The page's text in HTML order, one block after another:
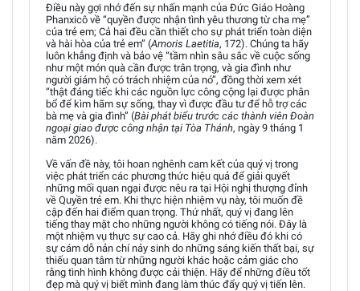
Điều này gợi nhớ đến sự nhấn mạnh của Đức Giáo Hoàng
Phanxicô về “quyền được nhận tình yêu thương từ cha mẹ”
của trẻ em; Cả hai đều cần thiết cho sự phát triển toàn diện
và hài hòa của trẻ em” (Amoris Laetitia, 172). Chúng ta hãy
luôn khẳng định và bảo vệ “tầm nhìn sâu sắc về cuộc sống
như một món quà cần được trân trọng, và gia đình như
người giám hộ có trách nhiệm của nó”, đồng thời xem xét
“thật đáng tiếc khi các nguồn lực công cộng lại được phân
bổ để kìm hãm sự sống, thay vì được đầu tư để hỗ trợ các
bà mẹ và gia đình” (Bài phát biểu trước các thành viên Đoàn
ngoại giao được công nhận tại Tòa Thánh, ngày 9 tháng 1
năm 2026).
Về vấn đề này, tôi hoan nghênh cam kết của quý vị trong
việc phát triển các phương thức hiệu quả để giải quyết
những mối quan ngại được nêu ra tại Hội nghị thượng đỉnh
về Quyền trẻ em. Khi thực hiện nhiệm vụ này, tôi muốn đề
cập đến hai điểm quan trọng. Thứ nhất, quý vị đang lên
tiếng thay mặt cho những người không có tiếng nói. Đây là
một nhiệm vụ thực sự cao cả. Hãy ghi nhớ điều đó khi có
sự cám dỗ nản chí nảy sinh do những sáng kiến thất bại, sự
thiếu quan tâm từ những người khác hoặc cảm giác cho
rằng tình hình không được cải thiện. Hãy để những điều tốt
đẹp mà quý vị biết mình đang làm thúc đẩy quý vị tiến lên.